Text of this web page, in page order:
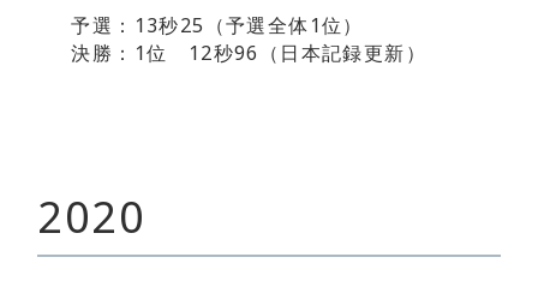
予選：13秒25（予選全体1位）
決勝：1位 12秒96（ 日本記録更新）
2020